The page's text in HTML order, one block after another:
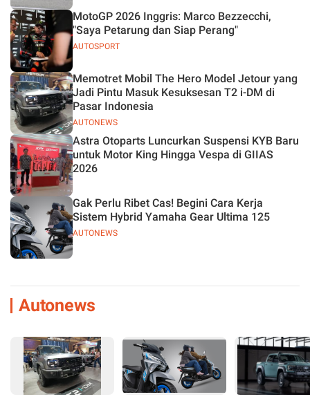
AUTOSPORT
MotoGP 2026 Inggris: Marco Bezzecchi,
"Saya Petarung dan Siap Perang"
AUTONEWS
Memotret Mobil The Hero Model Jetour yang
Jadi Pintu Masuk Kesuksesan T2 i-DM di
Pasar Indonesia
Astra Otoparts Luncurkan Suspensi KYB Baru
untuk Motor King Hingga Vespa di GIIAS
2026
AUTONEWS
Gak Perlu Ribet Cas! Begini Cara Kerja
Sistem Hybrid Yamaha Gear Ultima 125
Autonews